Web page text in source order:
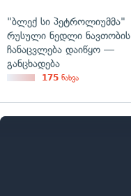
გადახედვა
"ბლექ სი პეტროლიუმმა"
რუსული ნედლი ნავთობის
ჩანაცვლება დაიწყო —
განცხადება
175 ნახვა